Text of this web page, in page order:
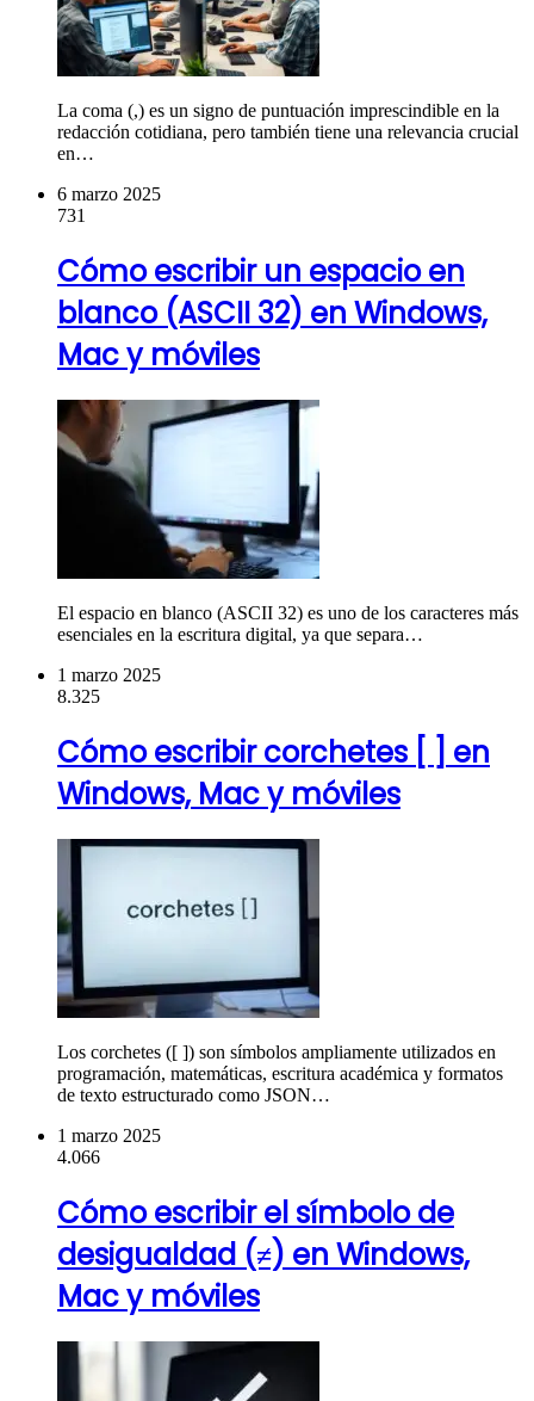
La coma (,) es un signo de puntuación imprescindible en la
redacción cotidiana, pero también tiene una relevancia crucial
en…
6 marzo 2025
731
Cómo escribir un espacio en
blanco (ASCII 32) en Windows,
Mac y móviles
El espacio en blanco (ASCII 32) es uno de los caracteres más
esenciales en la escritura digital, ya que separa…
1 marzo 2025
8.325
Cómo escribir corchetes [ ] en
Windows, Mac y móviles
Los corchetes ([ ]) son símbolos ampliamente utilizados en
programación, matemáticas, escritura académica y formatos
de texto estructurado como JSON…
1 marzo 2025
4.066
Cómo escribir el símbolo de
desigualdad (≠) en Windows,
Mac y móviles